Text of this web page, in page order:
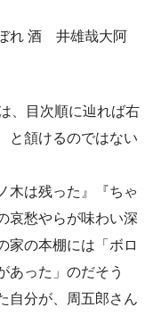
れ 酒 井雄哉大阿
、目次順に辿れば右
と頷けるのではない
木は残った』『ちゃ
哀愁やらが味わい深
家の本棚には「ボロ
あった」のだそう
自分が、周五郎さん